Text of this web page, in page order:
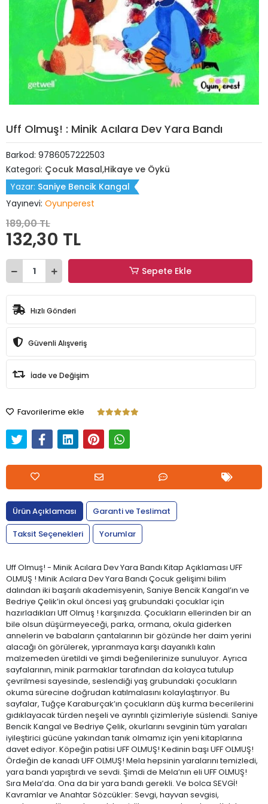
Uff Olmuş! : Minik Acılara Dev Yara Bandı
Barkod: 9786057222503
Kategori: Çocuk Masal,Hikaye ve Öykü
Yazar: Saniye Bencik Kangal
Yayınevi: Oyunperest
189,00 TL
132,30 TL
Sepete Ekle
Hızlı Gönderi
Güvenli Alışveriş
İade ve Değişim
Favorilerime ekle
Ürün Açıklaması
Garanti ve Teslimat
Taksit Seçenekleri
Yorumlar
Uff Olmuş! - Minik Acılara Dev Yara Bandı Kitap Açıklaması UFF
OLMUŞ ! Minik Acılara Dev Yara Bandı Çocuk gelişimi bilim
dalından iki başarılı akademisyenin, Saniye Bencik Kangal’ın ve
Bedriye Çelik’in okul öncesi yaş grubundaki çocuklar için
hazırladıkları Uff Olmuş ! karşınızda. Çocukların ellerinden bir an
bile olsun düşürmeyeceği, parka, ormana, okula giderken
annelerin ve babaların çantalarının bir gözünde her daim yerini
alacağı ön görülerek, yıpranmaya karşı dayanıklı kalın
malzemeden üretildi ve şimdi beğenilerinize sunuluyor. Ayrıca
sayfalarının, minik parmaklar tarafından da kolayca tutulup
çevrilmesi sayesinde, seslendiği yaş grubundaki çocukların
okuma sürecine doğrudan katılmalasını kolaylaştırıyor. Bu
sayfalar, Tuğçe Karaburçak’ın çocukların düş kurma becerilerini
gıdıklayacak türden neşeli ve ayrıntılı çizimleriyle süslendi. Saniye
Bencik Kangal ve Bedriye Çelik, okurlarını sevginin tüm yaraları
iyileştirici gücüne yakından tanık olmamız için yeni kitaplarına
davet ediyor. Köpeğin patisi UFF OLMUŞ! Kedinin başı UFF OLMUŞ!
Ördeğin de kanadı UFF OLMUŞ! Mela hepsinin yaralarını temizledi,
yara bandı yapıştırdı ve sevdi. Şimdi de Mela’nın eli UFF OLMUŞ!
Sıra Mela’da. Ona da bir yara bandı gerekli. Ve bolca SEVGİ!
Kavramlar ve Anahtar Sözcükler: Sevgi, hayvan sevgisi,